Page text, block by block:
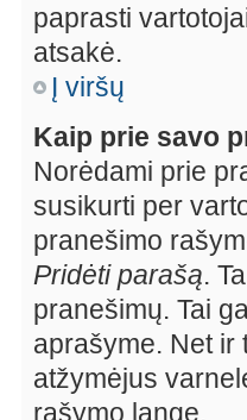
paprasti
atsakė.
Į viršų
Kaip prie savo
Norėdami prie
susikurti per
pranešimo
Pridėti parašą.
pranešimų. Tai
aprašyme. Net ir
atžymėjus
rašymo lange.